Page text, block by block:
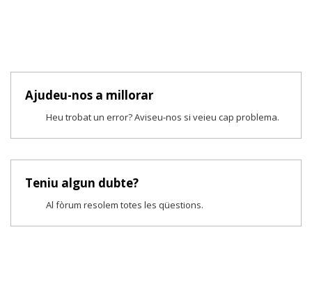
Ajudeu-nos a millorar
Heu trobat un error? Aviseu-nos si veieu cap problema.
Teniu algun dubte?
Al fòrum resolem totes les qüestions.